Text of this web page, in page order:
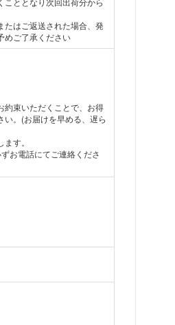
たはご返送された場合、発
めご了承ください
約束いただくことで、お得
。(お届けを早める、遅ら
す。
お電話にてご連絡くださ